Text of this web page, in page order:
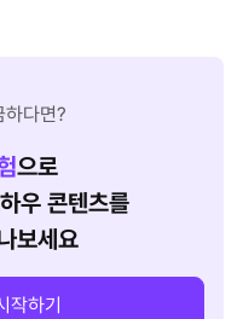
하다면?
으로
우 콘텐츠를
보세요
작하기